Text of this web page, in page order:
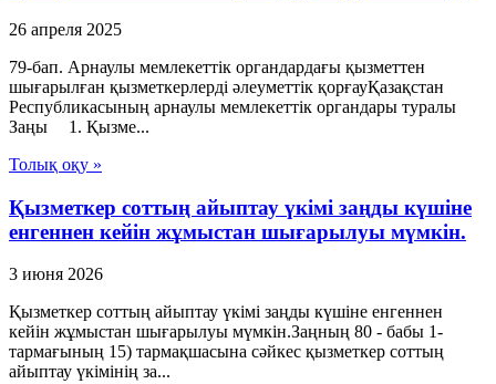
26 апреля 2025
79-бап. Арнаулы мемлекеттік органдардағы қызметтен
шығарылған қызметкерлерді әлеуметтік қорғауҚазақстан
Республикасының арнаулы мемлекеттік органдары туралы
Заңы 1. Қызме...
Толық оқу »
Қызметкер соттың айыптау үкімі заңды күшіне
енгеннен кейін жұмыстан шығарылуы мүмкін.
3 июня 2026
Қызметкер соттың айыптау үкімі заңды күшіне енгеннен
кейін жұмыстан шығарылуы мүмкін.Заңның 80 - бабы 1-
тармағының 15) тармақшасына сәйкес қызметкер соттың
айыптау үкімінің за...